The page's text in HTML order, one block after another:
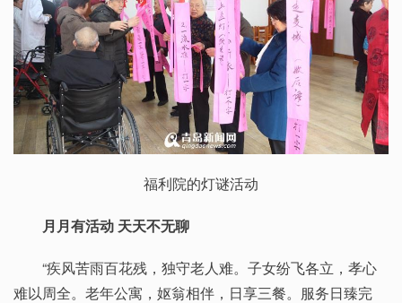
福利院的灯谜活动
月月有活动 天天不无聊
“疾风苦雨百花残，独守老人难。子女纷飞各立，孝心
难以周全。老年公寓，妪翁相伴，日享三餐。服务日臻完